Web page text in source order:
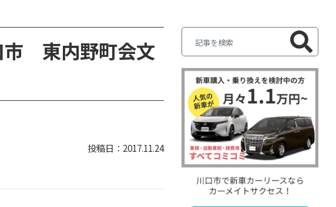
市 東内野町会文
2017.11.24